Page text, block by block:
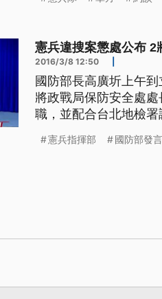
兵被爆違法搜索案，8
憲兵違搜案懲處公布 2
2016/3/8 12:50
國防部長高廣圻上午
將政戰局保防安全處
職，並配合台北地檢署調查
部委員，憲兵指揮部
憲兵指揮部 國防部發